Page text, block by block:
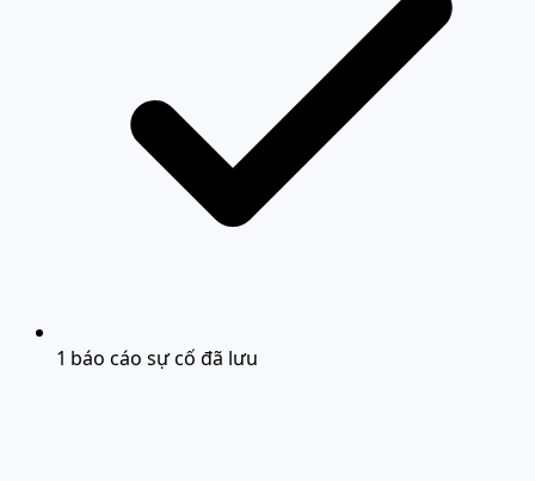
1 báo cáo sự cố đã lưu